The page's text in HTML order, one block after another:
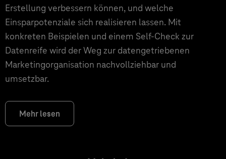
Erstellung verbessern können, und welche
Einsparpotenziale sich realisieren lassen. Mit
konkreten Beispielen und einem Self-Check zur
Datenreife wird der Weg zur datengetriebenen
Marketingorganisation nachvollziehbar und
umsetzbar.
Mehr lesen